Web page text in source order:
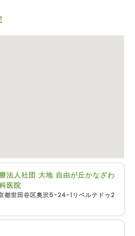
法人社団 大地 自由が丘かなざわ
医院
都世田谷区奥沢5-24-1リベルテドゥ2